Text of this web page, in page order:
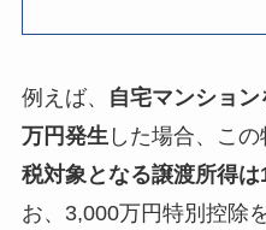
例えば、
自宅マンショ
万円発生した場合、こ
税対象となる譲渡所得は
お、3,000万円特別控除